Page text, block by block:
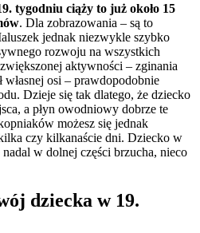
tygodniu ciąży to już około 15
. Dla zobrazowania – są to
jednak niezwykle szybko
rozwoju na wszystkich
aktywności – zginania
osi – prawdopodobnie
Dzieje się tak dlatego, że dziecko
a płyn owodniowy dobrze te
możesz się jednak
czy kilkanaście dni. Dziecko w
w dolnej części brzucha, nieco
dziecka w 19.